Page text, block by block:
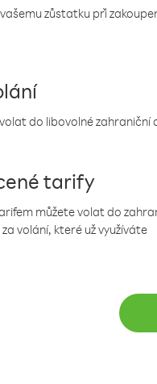
zůstatku při
do libovolné zahraniční
tarify
můžete volat do
volání, které už využíváte